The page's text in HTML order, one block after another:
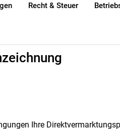
Recht & Steuer
Ihre